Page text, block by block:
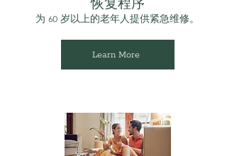
恢复程序
为 60 岁以上的老年人提供紧急维修。
Learn More